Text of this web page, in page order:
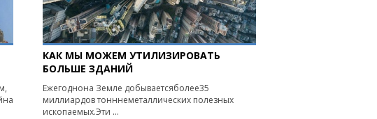
КАК МЫ МОЖЕМ УТИЛИЗИРОВАТЬ
БОЛЬШЕ ЗДАНИЙ
Ежегоднона Земле добываетсяболее35
миллиардов тонннеметаллических полезных
ископаемых.Эти ...